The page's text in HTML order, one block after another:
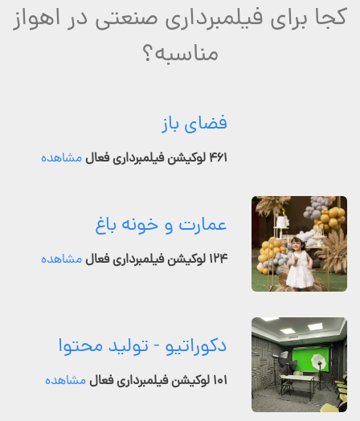
کجا برای فیلمبرداری صنعتی در اهواز
مناسبه؟
فضای باز
۴۶۱ لوکیشن فیلمبرداری فعال مشاهده
عمارت و خونه باغ
۱۲۴ لوکیشن فیلمبرداری فعال مشاهده
دکوراتیو - تولید محتوا
۱۰۱ لوکیشن فیلمبرداری فعال مشاهده